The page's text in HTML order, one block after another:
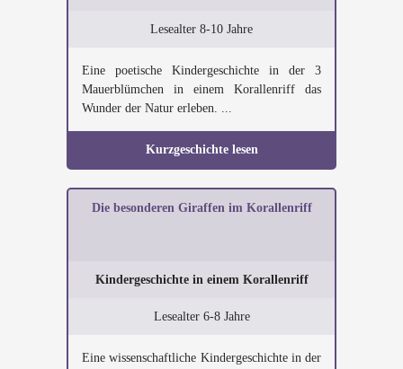
Lesealter 8-10 Jahre
Eine poetische Kindergeschichte in der 3
Mauerblümchen in einem Korallenriff das
Wunder der Natur erleben. ...
Kurzgeschichte lesen
Die besonderen Giraffen im Korallenriff
Kindergeschichte in einem Korallenriff
Lesealter 6-8 Jahre
Eine wissenschaftliche Kindergeschichte in der